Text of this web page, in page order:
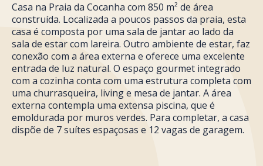
Casa na Praia da Cocanha com 850 m² de área
construída. Localizada a poucos passos da praia, esta
casa é composta por uma sala de jantar ao lado da
sala de estar com lareira. Outro ambiente de estar, faz
conexão com a área externa e oferece uma excelente
entrada de luz natural. O espaço gourmet integrado
com a cozinha conta com uma estrutura completa com
uma churrasqueira, living e mesa de jantar. A área
externa contempla uma extensa piscina, que é
emoldurada por muros verdes. Para completar, a casa
dispõe de 7 suítes espaçosas e 12 vagas de garagem.